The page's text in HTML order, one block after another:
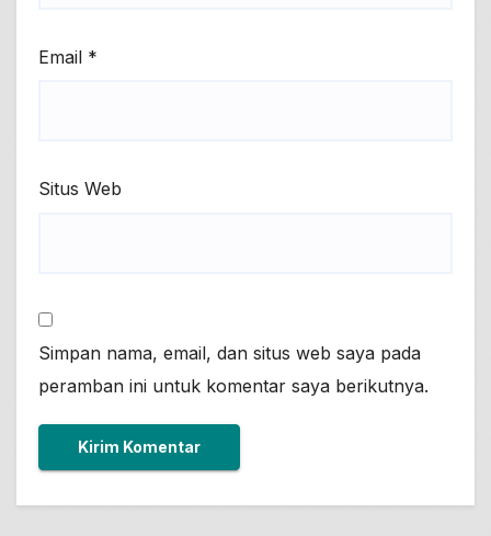
Email *
Situs Web
Simpan nama, email, dan situs web saya pada
peramban ini untuk komentar saya berikutnya.